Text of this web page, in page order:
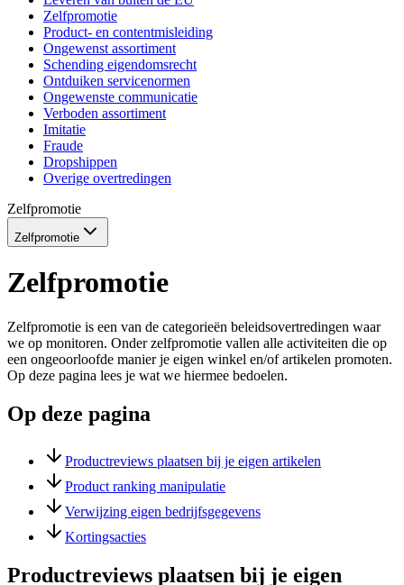
Zelfpromotie
Product- en contentmisleiding
Ongewenst assortiment
Schending eigendomsrecht
Ontduiken servicenormen
Ongewenste communicatie
Verboden assortiment
Imitatie
Fraude
Dropshippen
Overige overtredingen
Zelfpromotie
Zelfpromotie
Zelfpromotie
Zelfpromotie is een van de categorieën beleidsovertredingen waar
we op monitoren. Onder zelfpromotie vallen alle activiteiten die op
een ongeoorloofde manier je eigen winkel en/of artikelen promoten.
Op deze pagina lees je wat we hiermee bedoelen.
Op deze pagina
Productreviews plaatsen bij je eigen artikelen
Product ranking manipulatie
Verwijzing eigen bedrijfsgegevens
Kortingsacties
Productreviews plaatsen bij je eigen